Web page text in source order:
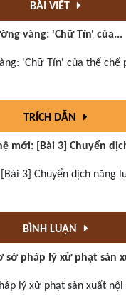
BÀI VIẾT
vàng: 'Chữ Tín' của...
'Chữ Tín' của thể chế
TRÍCH DẪN
mới: [Bài 3] Chuyển
3] Chuyển dịch năng
BÌNH LUẬN
sở pháp lý xử phạt sản
lý xử phạt sản xuất